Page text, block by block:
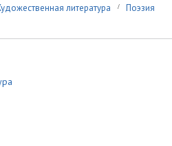
литература
Поэзия